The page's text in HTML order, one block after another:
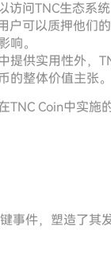
访问TNC生态系
户可以质押他们
响。
提供实用性外，
的整体价值主张。
TNC Coin中实
事件，塑造了其